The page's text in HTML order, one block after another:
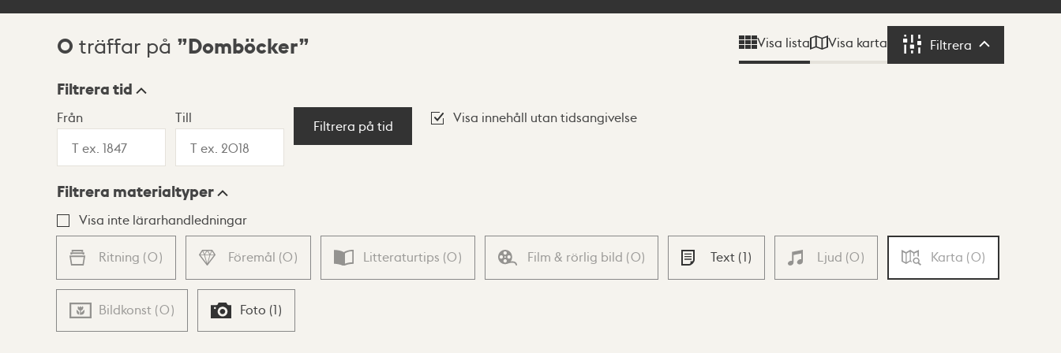
Sökresultat
0 träffar på Domböcker Visa lista Visa karta Filtrera Filtrera
Visningsläge
Lista Karta
Filtrera tid
Från Till
Filtrera på tid
Visa innehåll utan tidsangivelse
Filtrera materialtyper
Visa inte lärarhandledningar
Ritning (0) Föremål (0) Litteraturtips (0) Film & rörlig bild (0) Text (1) Ljud (0) Karta (0)
Bildkonst (0) Foto (1)